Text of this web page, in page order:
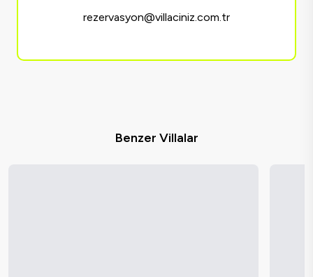
rezervasyon@villaciniz.com.tr
Benzer Villalar